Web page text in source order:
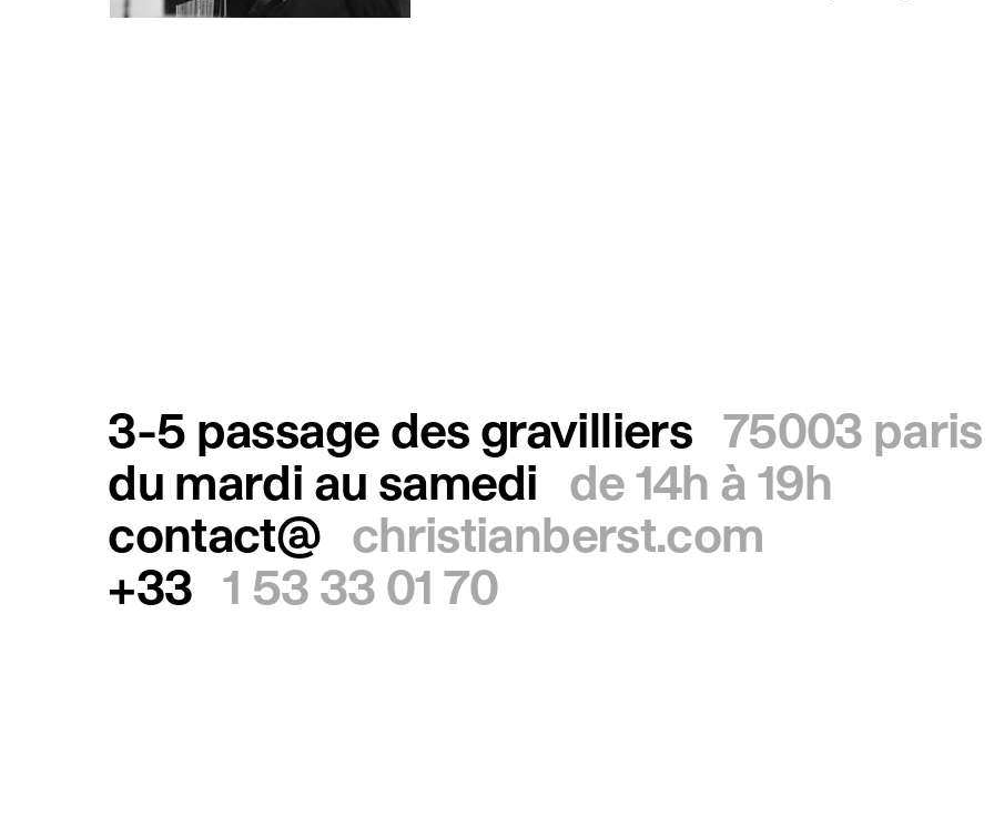
3-5 passage des gravilliers 75003 paris
du mardi au samedi
de 14h à 19h
contact@ christianberst.com
+33 1 53 33 01 70